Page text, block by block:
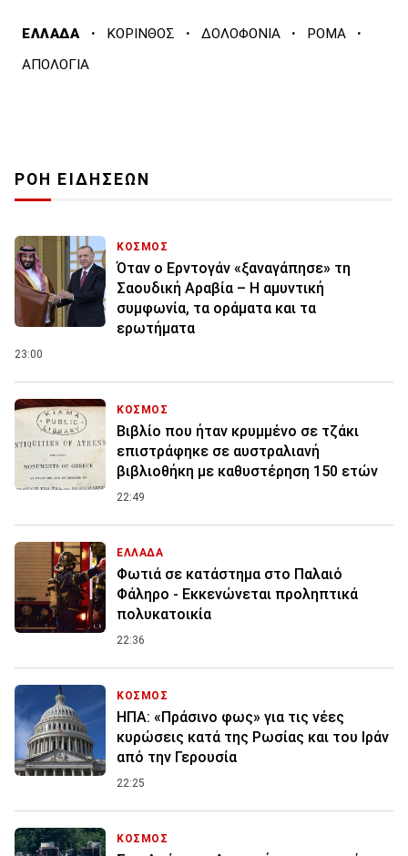
ΕΛΛΑΔΑ · ΚΟΡΙΝΘΟΣ · ΔΟΛΟΦΟΝΙΑ · ΡΟΜΑ ·
ΑΠΟΛΟΓΙΑ
ΡΟΗ ΕΙΔΗΣΕΩΝ
ΚΟΣΜΟΣ
Όταν ο Ερντογάν «ξαναγάπησε» τη
Σαουδική Αραβία – Η αμυντική
συμφωνία, τα οράματα και τα
ερωτήματα
23:00
ΚΟΣΜΟΣ
Βιβλίο που ήταν κρυμμένο σε τζάκι
επιστράφηκε σε αυστραλιανή
βιβλιοθήκη με καθυστέρηση 150 ετών
22:49
ΕΛΛΑΔΑ
Φωτιά σε κατάστημα στο Παλαιό
Φάληρο - Εκκενώνεται προληπτικά
πολυκατοικία
22:36
ΚΟΣΜΟΣ
ΗΠΑ: «Πράσινο φως» για τις νέες
κυρώσεις κατά της Ρωσίας και του Ιράν
από την Γερουσία
22:25
ΚΟΣΜΟΣ